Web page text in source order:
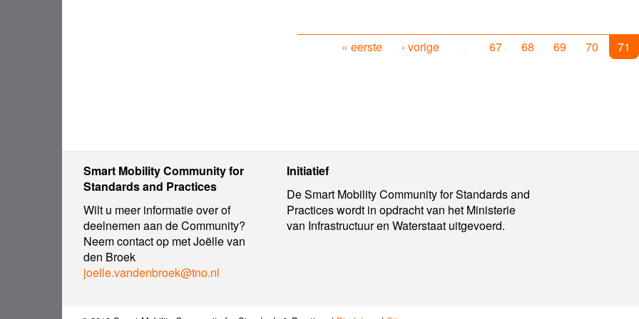
« eerste ‹ vorige … 67 68 69 70 71
Smart Mobility Community for
Standards and Practices
Wilt u meer informatie over of
deelnemen aan de Community?
Neem contact op met Joëlle van
den Broek
joelle.vandenbroek@tno.nl
Initiatief
De Smart Mobility Community for Standards and
Practices wordt in opdracht van het Ministerie
van Infrastructuur en Waterstaat uitgevoerd.